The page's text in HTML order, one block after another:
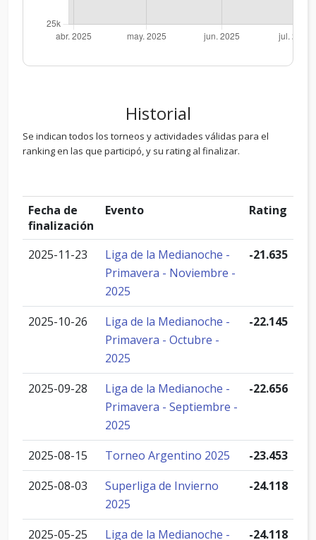
Historial
Se indican todos los torneos y actividades válidas para el
ranking en las que participó, y su rating al finalizar.
Fecha de
finalización
Evento Rating
2025-11-23
Liga de la Medianoche -
Primavera - Noviembre -
2025
-21.635
2025-10-26
Liga de la Medianoche -
Primavera - Octubre -
2025
-22.145
2025-09-28
Liga de la Medianoche -
Primavera - Septiembre -
2025
-22.656
2025-08-15 Torneo Argentino 2025
-23.453
2025-08-03
Superliga de Invierno
2025
-24.118
2025-05-25
Liga de la Medianoche -
-24.118